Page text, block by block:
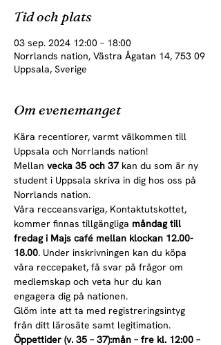
Tid och plats
03 sep. 2024 12:00 – 18:00
Norrlands nation, Västra Ågatan 14, 753 09
Uppsala, Sverige
Om evenemanget
Kära recentiorer, varmt välkommen till
Uppsala och Norrlands nation!
Mellan vecka 35 och 37 kan du som är ny
student i Uppsala skriva in dig hos oss på
Norrlands nation.
Våra recceansvariga, Kontaktutskottet,
kommer finnas tillgängliga måndag till
fredag i Majs café mellan klockan 12.00-
18.00. Under inskrivningen kan du köpa
våra reccepaket, få svar på frågor om
medlemskap och veta hur du kan
engagera dig på nationen.
Glöm inte att ta med registreringsintyg
från ditt lärosäte samt legitimation.
Öppettider (v. 35 – 37):mån – fre kl. 12:00 –